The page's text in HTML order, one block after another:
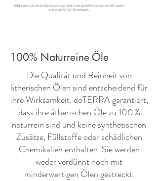
100% Naturreine Öle
​Die Qualität und Reinheit von
ätherischen Ölen sind entscheidend für
ihre Wirksamkeit. doTERRA garantiert,
dass ihre ätherischen Öle zu 100 %
naturrein sind und keine synthetischen
Zusätze, Füllstoffe oder schädlichen
Chemikalien enthalten. Sie werden
weder verdünnt noch mit
minderwertigen Ölen gestreckt.